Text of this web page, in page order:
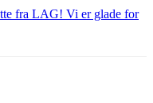
fra LAG! Vi er glade for